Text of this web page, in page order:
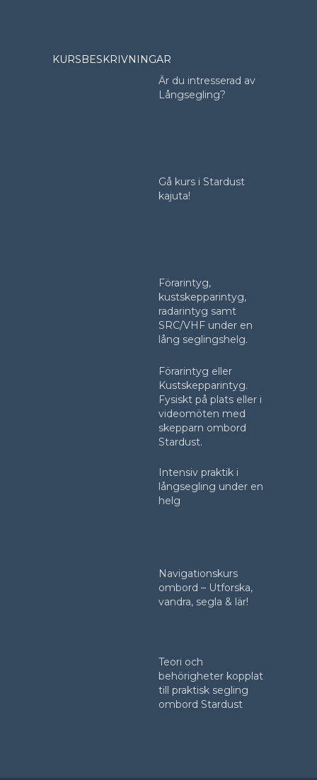
KURSBESKRIVNINGAR
Är du intresserad av
Långsegling?
Gå kurs i Stardust
kajuta!
Förarintyg,
kustskepparintyg,
radarintyg samt
SRC/VHF under en
lång seglingshelg.
Förarintyg eller
Kustskepparintyg.
Fysiskt på plats eller i
videomöten med
skepparn ombord
Stardust.
Intensiv praktik i
långsegling under en
helg
Navigationskurs
ombord – Utforska,
vandra, segla & lär!
Teori och
behörigheter kopplat
till praktisk segling
ombord Stardust